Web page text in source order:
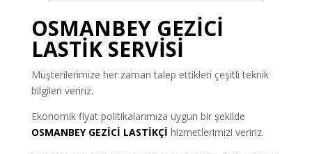
OSMANBEY GEZİCİ
LASTİK SERVİSİ
Müşterilerimize her zaman talep ettikleri çeşitli teknik
bilgileri veririz.
Ekonomik fiyat politikalarımıza uygun bir şekilde
OSMANBEY GEZİCİ LASTİKÇİ hizmetlerimizi veririz.